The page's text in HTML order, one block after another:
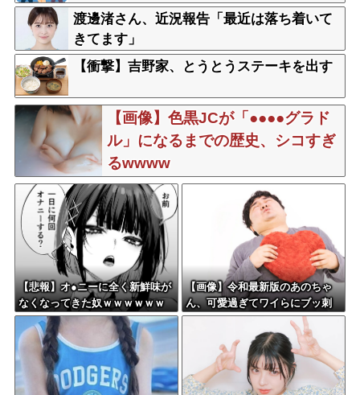
渡邊渚さん、近況報告「最近は落ち着いて
きてます」
【衝撃】吉野家、とうとうステーキを出す
【画像】色黒JCが「●●●●グラド
ル」になるまでの歴史、シコすぎ
るwwww
【悲報】オ●ニーに全く新鮮味が
なくなってきた奴ｗｗｗｗｗｗ
ｗｗｗｗ
【画像】令和最新版のあのちゃ
ん、可愛過ぎてワイらにブッ刺
さりまくりw w w w w w